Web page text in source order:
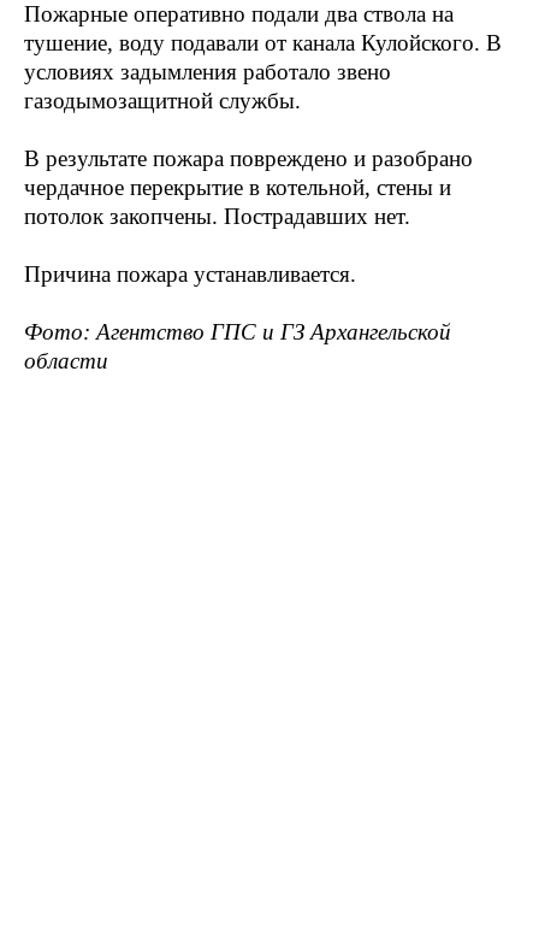
Пожарные оперативно подали два ствола на
тушение, воду подавали от канала Кулойского. В
условиях задымления работало звено
газодымозащитной службы.
В результате пожара повреждено и разобрано
чердачное перекрытие в котельной, стены и
потолок закопчены. Пострадавших нет.
Причина пожара устанавливается.
Фото: Агентство ГПС и ГЗ Архангельской
области